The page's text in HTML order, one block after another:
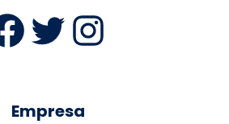
Twitter
Empresa